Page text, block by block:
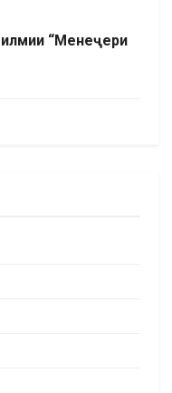
илмии “Менеҷери